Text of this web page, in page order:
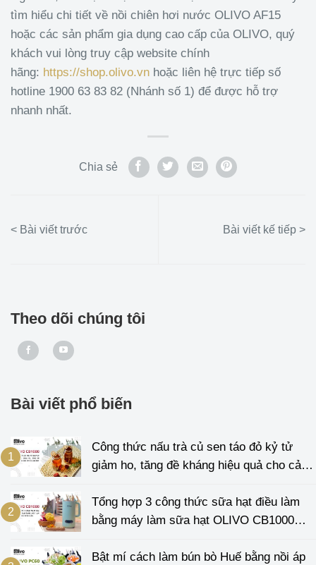
tìm hiểu chi tiết về nồi chiên hơi nước OLIVO AF15
hoặc các sản phẩm gia dụng cao cấp của OLIVO, quý
khách vui lòng truy cập website chính
hãng: https://shop.olivo.vn hoặc liên hệ trực tiếp số
hotline 1900 63 83 82 (Nhánh số 1) để được hỗ trợ
nhanh nhất.
Chia sẻ
Theo dõi chúng tôi
Bài viết phổ biến
Công thức nấu trà củ sen táo đỏ kỷ tử
giảm ho, tăng đề kháng hiệu quả cho cả
Tổng hợp 3 công thức sữa hạt điều làm
bằng máy làm sữa hạt OLIVO CB1000
Bật mí cách làm bún bò Huế bằng nồi áp